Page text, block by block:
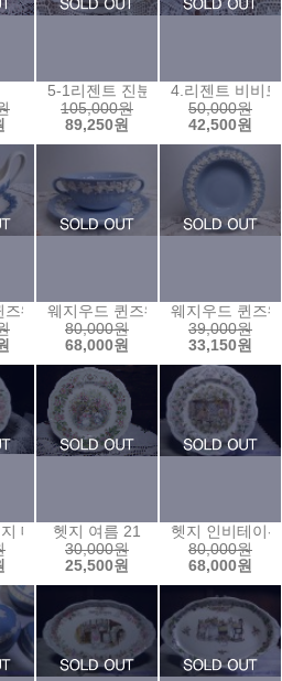
5-1리젠트 진분홍 타원트레이
105,000원
89,250원
4.리젠트 비비
50,000원
42,500원
트
즈웨어 화이트 그래비보트(일체형)
웨지우드 퀸즈웨어 양손주름습볼
80,000원
68,000원
웨지우드 퀸즈
39,000원
33,150원
데어리 접시
헷지 여름 21
30,000원
25,500원
헷지 인비테이
80,000원
68,000원